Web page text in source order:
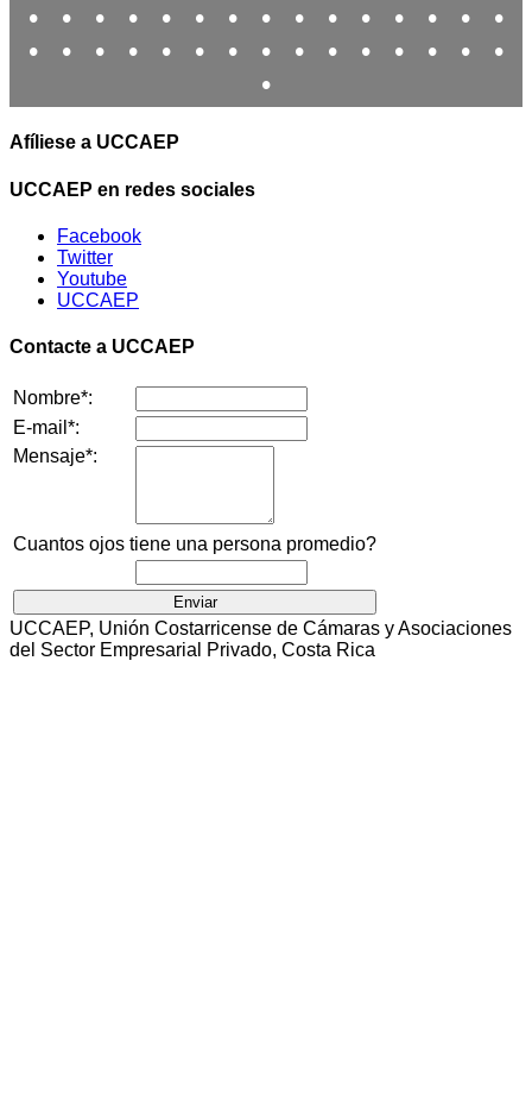
• • • • • • • • • • • • • •
•
•
• • • • • • • • • • • • •
•
•
Afíliese a UCCAEP
UCCAEP en redes sociales
Facebook
Twitter
Youtube
UCCAEP
Contacte a UCCAEP
Nombre*:
E-mail*:
Mensaje*:
Cuantos ojos tiene una persona promedio?
UCCAEP, Unión Costarricense de Cámaras y Asociaciones
del Sector Empresarial Privado, Costa Rica